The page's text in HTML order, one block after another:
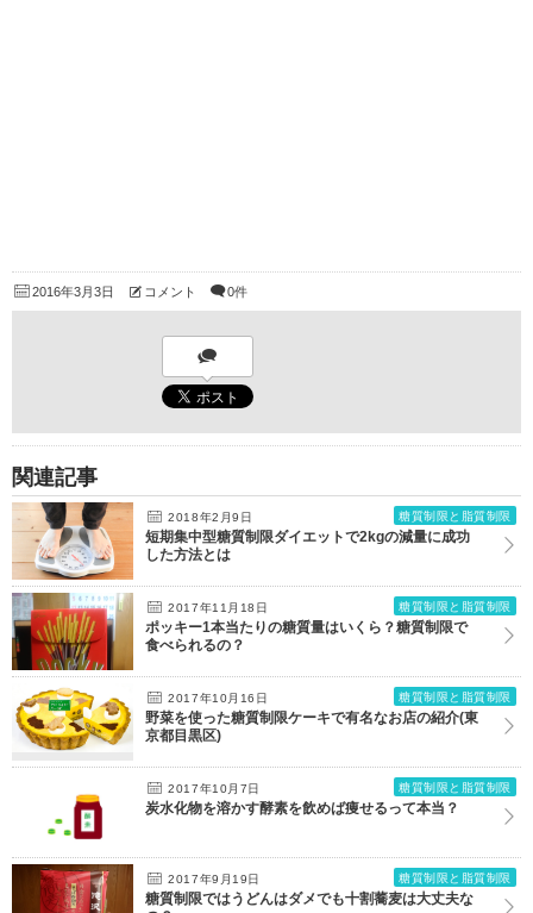
2016年3月3日 コメント 0件
関連記事
2018年2月9日 糖質制限と脂質制限
短期集中型糖質制限ダイエットで2kgの減量に成功
した方法とは
2017年11月18日 糖質制限と脂質制限
ポッキー1本当たりの糖質量はいくら？糖質制限で
食べられるの？
2017年10月16日 糖質制限と脂質制限
野菜を使った糖質制限ケーキで有名なお店の紹介(東
京都目黒区)
2017年10月7日 糖質制限と脂質制限
炭水化物を溶かす酵素を飲めば痩せるって本当？
2017年9月19日 糖質制限と脂質制限
糖質制限ではうどんはダメでも十割蕎麦は大丈夫な